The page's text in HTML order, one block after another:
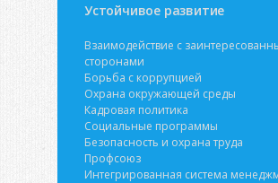
Устойчивое развитие
Взаимодействие с
сторонами
Борьба с коррупцией
Охрана окружающей среды
Кадровая политика
Социальные программы
Безопасность и охрана труда
Профсоюз
Интегрированная система